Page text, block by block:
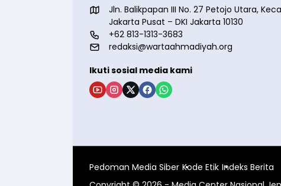
Jln. Balikpapan III No. 27 Petojo Utara,
Jakarta Pusat – DKI Jakarta 10130
+62 813-1313-3683
redaksi@wartaahmadiyah.org
Ikuti sosial media kami
Pedoman Media Siber Kode Etik Indeks Berita